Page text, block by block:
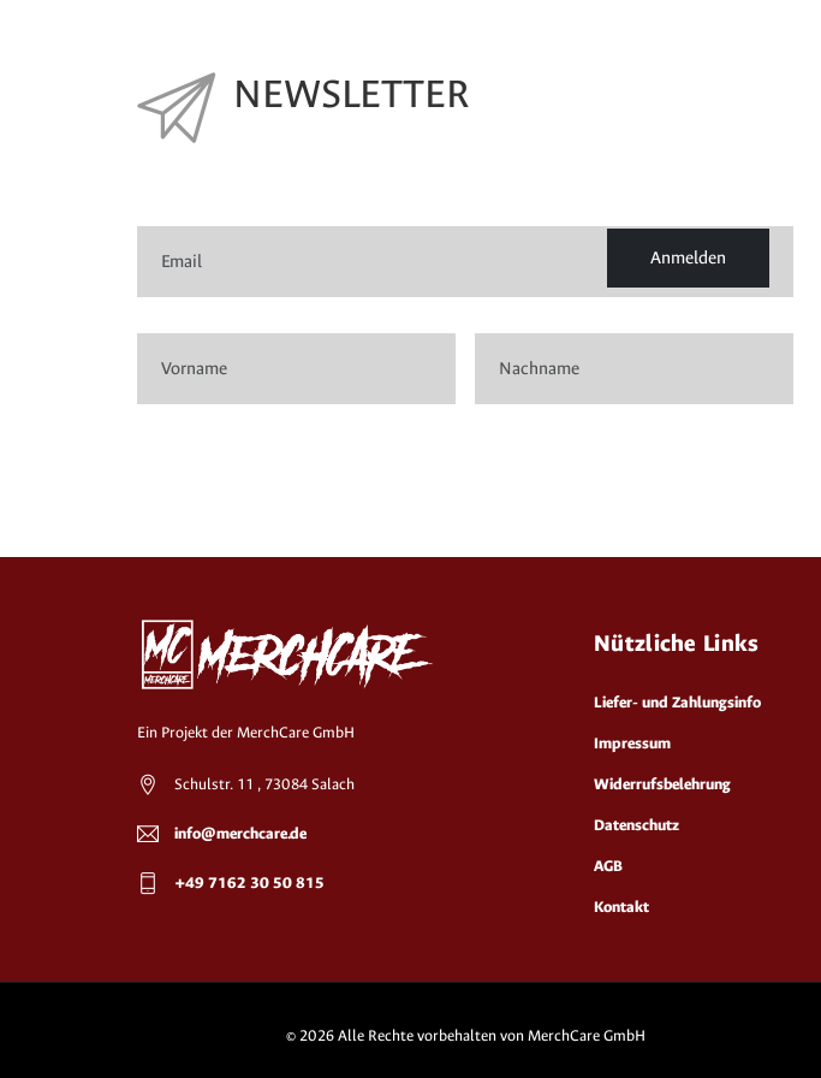
NEWSLETTER
Anmelden
Ein Projekt der MerchCare GmbH
Schulstr. 11 , 73084 Salach
info@merchcare.de
+49 7162 30 50 815
Nützliche Links
Liefer- und Zahlungsinfo
Impressum
Widerrufsbelehrung
Datenschutz
AGB
Kontakt
© 2026 Alle Rechte vorbehalten von MerchCare GmbH